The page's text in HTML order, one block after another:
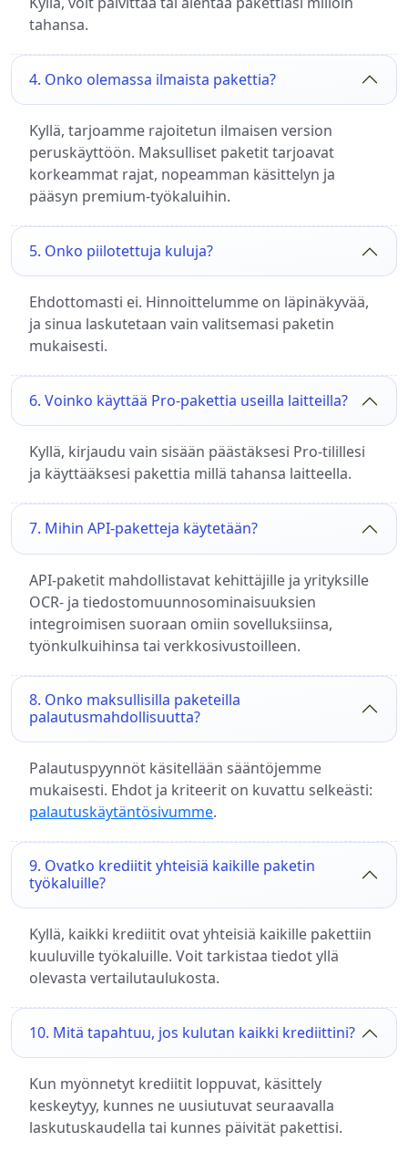
tahansa.
4. Onko olemassa ilmaista pakettia?
Kyllä, tarjoamme rajoitetun ilmaisen version
peruskäyttöön. Maksulliset paketit tarjoavat
korkeammat rajat, nopeamman käsittelyn ja
pääsyn premium-työkaluihin.
5. Onko piilotettuja kuluja?
Ehdottomasti ei. Hinnoittelumme on läpinäkyvää,
ja sinua laskutetaan vain valitsemasi paketin
mukaisesti.
6. Voinko käyttää Pro-pakettia useilla laitteilla?
Kyllä, kirjaudu vain sisään päästäksesi Pro-tilillesi
ja käyttääksesi pakettia millä tahansa laitteella.
7. Mihin API-paketteja käytetään?
API-paketit mahdollistavat kehittäjille ja yrityksille
OCR- ja tiedostomuunnosominaisuuksien
integroimisen suoraan omiin sovelluksiinsa,
työnkulkuihinsa tai verkkosivustoilleen.
8. Onko maksullisilla paketeilla
palautusmahdollisuutta?
Palautuspyynnöt käsitellään sääntöjemme
mukaisesti. Ehdot ja kriteerit on kuvattu selkeästi:
palautuskäytäntösivumme.
9. Ovatko krediitit yhteisiä kaikille paketin
työkaluille?
Kyllä, kaikki krediitit ovat yhteisiä kaikille pakettiin
kuuluville työkaluille. Voit tarkistaa tiedot yllä
olevasta vertailutaulukosta.
10. Mitä tapahtuu, jos kulutan kaikki krediittini?
Kun myönnetyt krediitit loppuvat, käsittely
keskeytyy, kunnes ne uusiutuvat seuraavalla
laskutuskaudella tai kunnes päivität pakettisi.